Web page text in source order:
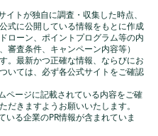
トが独自に調査・収集した時点、
式に公開している情報をもとに作成
ローン、ポイントプログラム等の内
審査条件、キャンペーン内容等）
。最新かつ正確な情報、ならびにお
いては、必ず各公式サイトをご確認
ページに記載されている内容をご確
きますようお願いいたします。
る企業のPR情報が含まれていま